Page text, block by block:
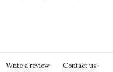
Write a review Contact us